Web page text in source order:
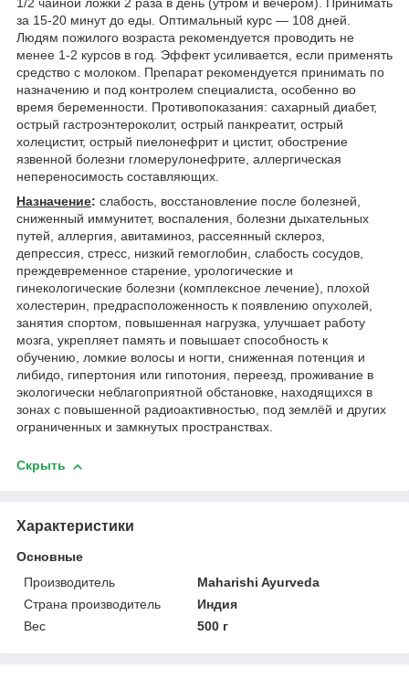
1/2 чайной ложки 2 раза в день (утром и вечером). Принимать
за 15-20 минут до еды. Оптимальный курс — 108 дней.
Людям пожилого возраста рекомендуется проводить не
менее 1-2 курсов в год. Эффект усиливается, если применять
средство с молоком. Препарат рекомендуется принимать по
назначению и под контролем специалиста, особенно во
время беременности. Противопоказания: сахарный диабет,
острый гастроэнтероколит, острый панкреатит, острый
холецистит, острый пиелонефрит и цистит, обострение
язвенной болезни гломерулонефрите, аллергическая
непереносимость составляющих.
Назначение: слабость, восстановление после болезней,
сниженный иммунитет, воспаления, болезни дыхательных
путей, аллергия, авитаминоз, рассеянный склероз,
депрессия, стресс, низкий гемоглобин, слабость сосудов,
преждевременное старение, урологические и
гинекологические болезни (комплексное лечение), плохой
холестерин, предрасположенность к появлению опухолей,
занятия спортом, повышенная нагрузка, улучшает работу
мозга, укрепляет память и повышает способность к
обучению, ломкие волосы и ногти, сниженная потенция и
либидо, гипертония или гипотония, переезд, проживание в
экологически неблагоприятной обстановке, находящихся в
зонах с повышенной радиоактивностью, под землёй и других
ограниченных и замкнутых пространствах.
Скрыть
Характеристики
Основные
Производитель
Maharishi Ayurveda
Страна производитель
Индия
Вес
500 г